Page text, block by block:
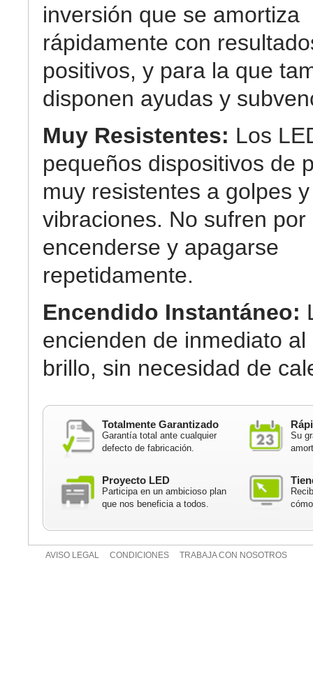
inversión que se amortiza
rápidamente con
positivos, y para la que
disponen ayudas y
Muy Resistentes: Los
pequeños dispositivos de
muy resistentes a golpes y
vibraciones. No sufren por
encenderse y apagarse
repetidamente.
Encendido Instantáneo:
encienden de inmediato al
brillo, sin necesidad de
Totalmente Garantizado
Garantía total ante cualquier
defecto de fabricación.
Su
Proyecto LED
Participa en un ambicioso plan
que nos beneficia a todos.
AVISO LEGAL CONDICIONES TRABAJA CON NOSOTROS